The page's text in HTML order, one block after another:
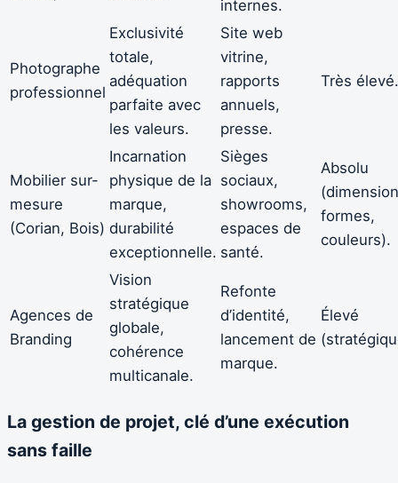
internes.
Photographe
professionnel
Exclusivité
totale,
adéquation
parfaite avec
les valeurs.
Site web
vitrine,
rapports
annuels,
presse.
Très élevé.
Mobilier sur-
mesure
(Corian, Bois)
Incarnation
physique de la
marque,
durabilité
exceptionnelle.
Sièges
sociaux,
showrooms,
espaces de
santé.
Absolu
formes,
couleurs).
Agences de
Branding
Vision
stratégique
globale,
cohérence
multicanale.
Refonte
d’identité,
lancement de
marque.
Élevé
La gestion de projet, clé d’une exécution
sans faille